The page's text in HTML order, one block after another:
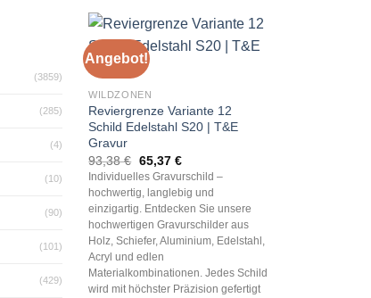
(3859)
(285)
(4)
(10)
(90)
(101)
(429)
Angebot!
WILDZONEN
Reviergrenze Variante 12
Schild Edelstahl S20 | T&E
Gravur
93,38€ Ursprünglicher
Preis
war:
93,38 €
65,37 €Aktueller
Preis
ist:
65,37 €.
Individuelles Gravurschild –
hochwertig, langlebig und
einzigartig. Entdecken Sie unsere
hochwertigen Gravurschilder aus
Holz, Schiefer, Aluminium, Edelstahl,
Acryl und edlen
Materialkombinationen. Jedes Schild
wird mit höchster Präzision gefertigt